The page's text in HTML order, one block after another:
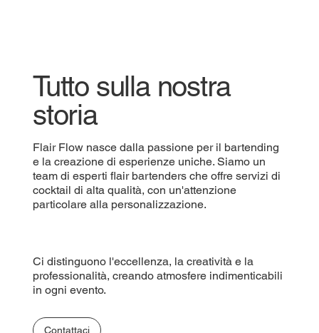
Tutto sulla nostra
storia
Flair Flow nasce dalla passione per il bartending
e la creazione di esperienze uniche. Siamo un
team di esperti flair bartenders che offre servizi di
cocktail di alta qualità, con un'attenzione
particolare alla personalizzazione.
Ci distinguono l'eccellenza, la creatività e la
professionalità, creando atmosfere indimenticabili
in ogni evento.
Contattaci